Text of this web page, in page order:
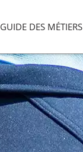
GUIDE DES MÉTIERS